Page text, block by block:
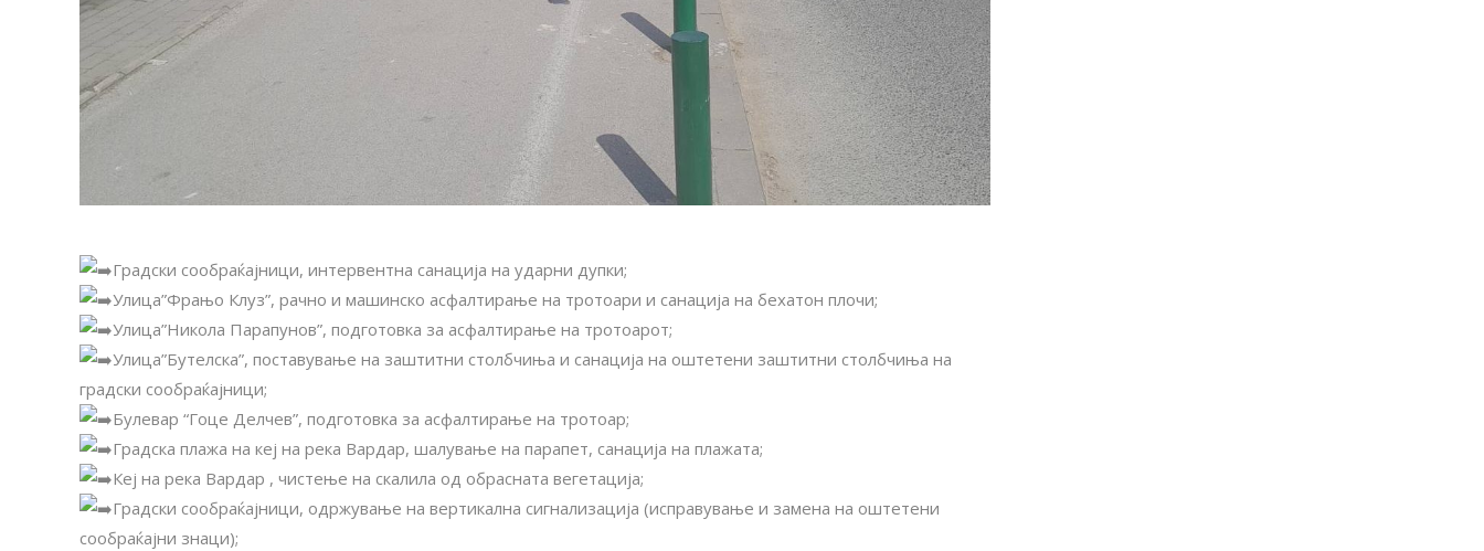
Градски сообраќајници, интервентна санација на ударни дупки;
Улица”Фрањо Клуз”, рачно и машинско асфалтирање на тротоари и санација на бехатон плочи;
Улица”Никола Парапунов”, подготовка за асфалтирање на тротоарот;
Улица”Бутелска”, поставување на заштитни столбчиња и санација на оштетени заштитни столбчиња на
градски сообраќајници;
Булевар “Гоце Делчев”, подготовка за асфалтирање на тротоар;
Градска плажа на кеј на река Вардар, шалување на парапет, санација на плажата;
Кеј на река Вардар , чистење на скалила од обрасната вегетација;
Градски сообраќајници, одржување на вертикална сигнализација (исправување и замена на оштетени
сообраќајни знаци);